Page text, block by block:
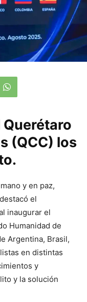
Querétaro
(QCC) los
y en paz,
el
inaugurar el
Humanidad de
Argentina, Brasil,
en distintas
y
y la solución